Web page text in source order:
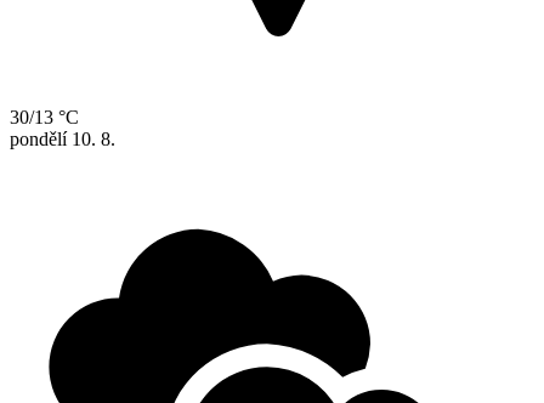
30/13 °C
pondělí 10. 8.